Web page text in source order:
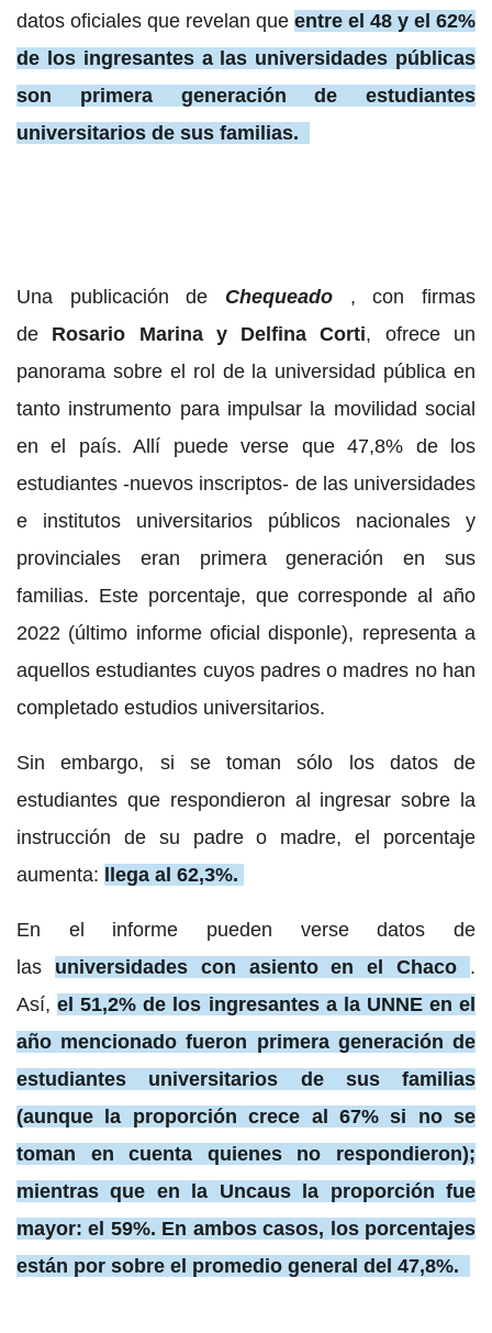
datos oficiales que revelan que entre el 48 y el 62%
de los ingresantes a las universidades públicas
son primera generación de estudiantes
universitarios de sus familias.
Una publicación de Chequeado
, con firmas
de Rosario Marina y Delfina Corti, ofrece un
panorama sobre el rol de la universidad pública en
tanto instrumento para impulsar la movilidad social
en el país. Allí puede verse que 47,8% de los
estudiantes -nuevos inscriptos- de las universidades
e institutos universitarios públicos nacionales y
provinciales eran primera generación en sus
familias. Este porcentaje, que corresponde al año
2022 (último informe oficial disponle), representa a
aquellos estudiantes cuyos padres o madres no han
completado estudios universitarios.
Sin embargo, si se toman sólo los datos de
estudiantes que respondieron al ingresar sobre la
instrucción de su padre o madre, el porcentaje
aumenta: llega al 62,3%.
En el informe pueden verse datos de
las universidades con asiento en el Chaco
.
Así,el 51,2% de los ingresantes a la UNNE en el
año mencionado fueron primera generación de
estudiantes universitarios de sus familias
(aunque la proporción crece al 67% si no se
toman en cuenta quienes no respondieron);
mientras que en la Uncaus la proporción fue
mayor: el 59%. En ambos casos, los porcentajes
están por sobre el promedio general del 47,8%.